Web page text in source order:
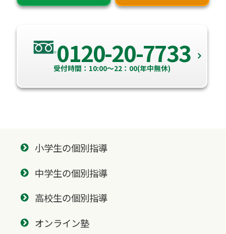
0120-20-7733
受付時間：10:00～22：00(年中無休)
小学生の個別指導
中学生の個別指導
高校生の個別指導
オンライン塾